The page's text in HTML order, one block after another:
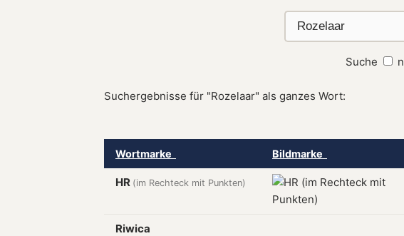
Suche
Suchergebnisse für "Rozelaar" als ganzes Wort:
Wortmarke Bildmarke
HR (im Rechteck mit Punkten)
Riwica